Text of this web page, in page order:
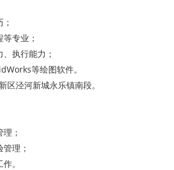
专业；
执行能力；
等绘图软件。
区泾河新城永乐镇南段。
；
理；
。